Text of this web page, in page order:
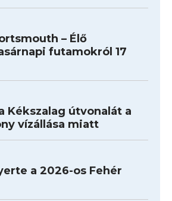
– Élő
futamokról 17
Kékszalag útvonalát a
vízállása miatt
a 2026-os Fehér